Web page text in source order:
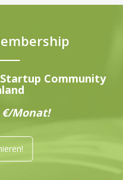
Community
€/Monat!